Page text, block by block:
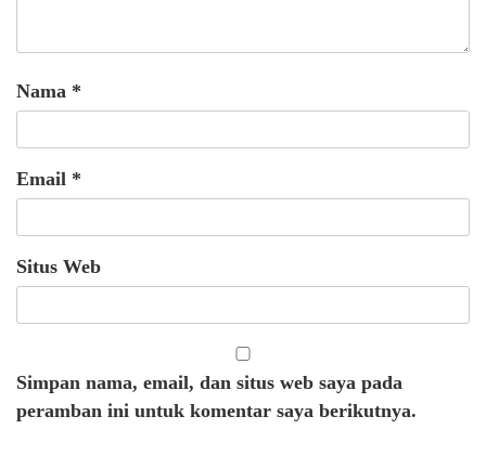
Nama *
Email *
Situs Web
Simpan nama, email, dan situs web saya pada
peramban ini untuk komentar saya berikutnya.